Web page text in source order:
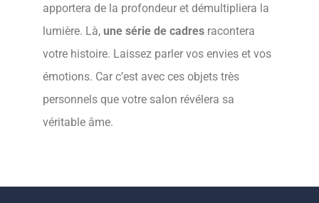
apportera de la profondeur et démultipliera la
lumière. Là, une série de cadres racontera
votre histoire. Laissez parler vos envies et vos
émotions. Car c’est avec ces objets très
personnels que votre salon révélera sa
véritable âme.